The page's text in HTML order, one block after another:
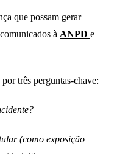
que possam gerar
à ANPD e
três perguntas-chave:
(como exposição